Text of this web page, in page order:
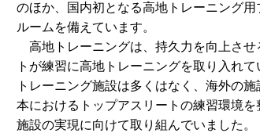
のほか、国内初となる高地トレーニング
ルームを備えています。
高地トレーニングは、持久力を向上させ
トが練習に高地トレーニングを取り入れ
トレーニング施設は多くはなく、海外の
本におけるトップアスリートの練習環境
施設の実現に向けて取り組んでいました。